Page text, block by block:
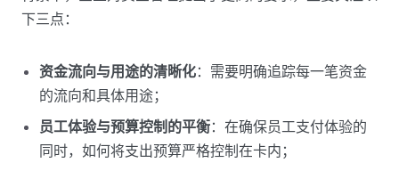
下三点：
资金流向与用途的清晰化：需要明确追踪每一笔资金
的流向和具体用途；
员工体验与预算控制的平衡：在确保员工支付体验的
同时，如何将支出预算严格控制在卡内；